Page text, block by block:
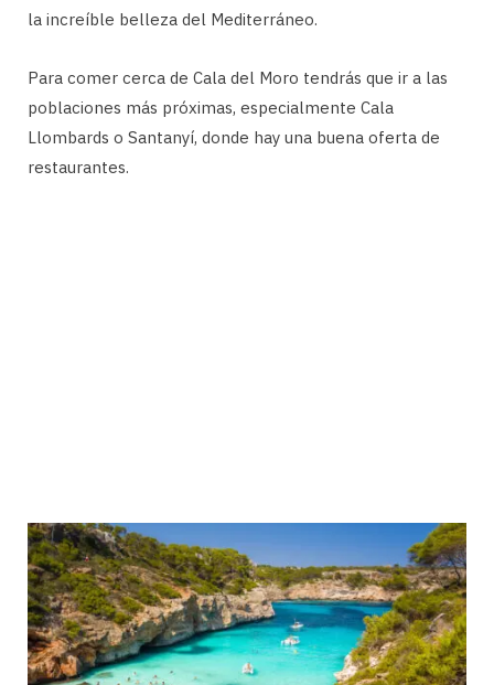
la increíble belleza del Mediterráneo.
Para comer cerca de Cala del Moro tendrás que ir a las
poblaciones más próximas, especialmente Cala
Llombards o Santanyí, donde hay una buena oferta de
restaurantes.